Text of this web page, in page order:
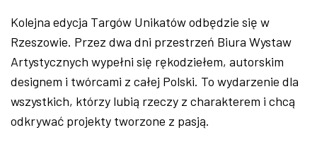
Kolejna edycja Targów Unikatów odbędzie się w
Rzeszowie. Przez dwa dni przestrzeń Biura Wystaw
Artystycznych wypełni się rękodziełem, autorskim
designem i twórcami z całej Polski. To wydarzenie dla
wszystkich, którzy lubią rzeczy z charakterem i chcą
odkrywać projekty tworzone z pasją.